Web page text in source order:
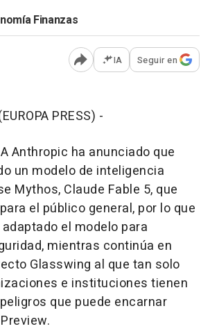
Finanzas
Abrir opciones para
IA Seguir en
PRESS) -
Anthropic ha anunciado que
un modelo de inteligencia
Mythos, Claude Fable 5, que
el público general, por lo que
el modelo para
mientras continúa en
Glasswing al que tan solo
e instituciones tienen
que puede encarnar